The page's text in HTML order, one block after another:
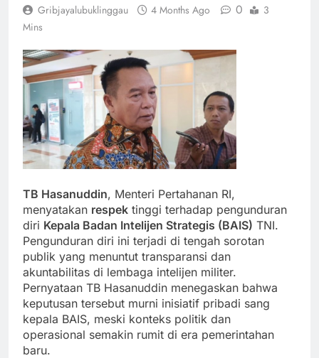
Gribjayalubuklinggau 4 Months Ago 0
3
Mins
TB Hasanuddin, Menteri Pertahanan RI,
menyatakan respek tinggi terhadap pengunduran
diri Kepala Badan Intelijen Strategis (BAIS) TNI.
Pengunduran diri ini terjadi di tengah sorotan
publik yang menuntut transparansi dan
akuntabilitas di lembaga intelijen militer.
Pernyataan TB Hasanuddin menegaskan bahwa
keputusan tersebut murni inisiatif pribadi sang
kepala BAIS, meski konteks politik dan
operasional semakin rumit di era pemerintahan
baru.